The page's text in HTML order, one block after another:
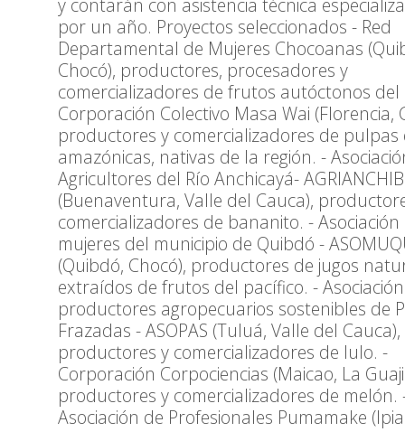
por un año. Proyectos seleccionados - Red
Departamental de Mujeres Chocoanas
Chocó), productores, procesadores y
comercializadores de frutos autóctonos del
Corporación Colectivo Masa Wai (Florencia,
productores y comercializadores de
amazónicas, nativas de la región. -
Agricultores del Río Anchicayá- AGRIANCHIB
(Buenaventura, Valle del Cauca),
comercializadores de bananito. - Asociación
mujeres del municipio de Quibdó -
(Quibdó, Chocó), productores de jugos
extraídos de frutos del pacífico. -
productores agropecuarios sostenibles de
Frazadas - ASOPAS (Tuluá, Valle del Cauca),
productores y comercializadores de lulo. -
Corporación Corpociencias (Maicao, La
productores y comercializadores de melón.
Asociación de Profesionales Pumamake